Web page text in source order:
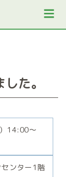
た。
14:00～
ンター1階